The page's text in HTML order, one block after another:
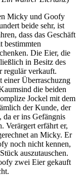
Micky und Goofy
beide sehr, ist
dass das Geschäft
bestimmten
Die Eier, die
in Besitz des
regulär verkauft.
Überraschuzng
die beiden
Jockel mit dem
der Kunde, der
da er ins Gefängnis
Verärgert erfährt er,
an Micky. Er
noch nicht kennen,
auszutauschen.
zwei Eier gekauft